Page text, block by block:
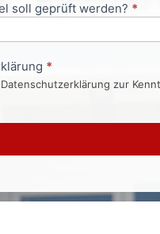
soll geprüft werden? *
*
zur